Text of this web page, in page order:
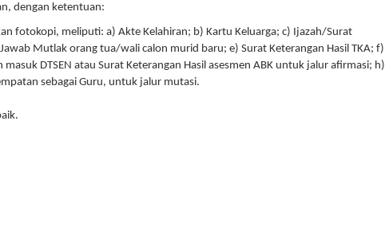
dengan ketentuan:
fotokopi, meliputi: a) Akte Kelahiran; b) Kartu Keluarga; c) Ijazah/Surat
Mutlak orang tua/wali calon murid baru; e) Surat Keterangan Hasil TKA; f)
DTSEN atau Surat Keterangan Hasil asesmen ABK untuk jalur afirmasi; h)
sebagai Guru, untuk jalur mutasi.